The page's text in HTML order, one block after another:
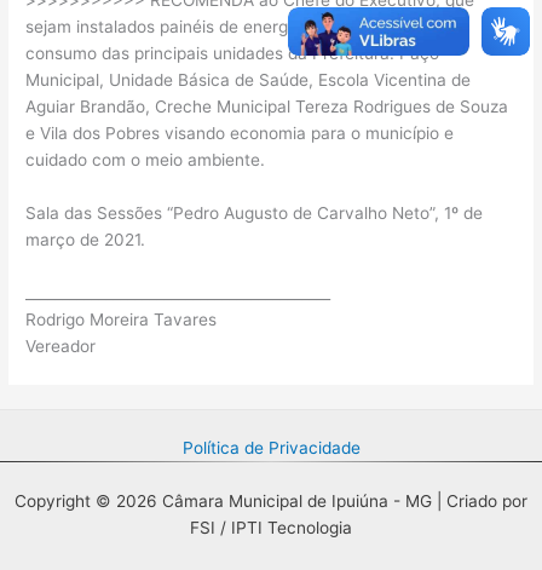
sejam instalados painéis de energia solar para suprir o
consumo das principais unidades da Prefeitura: Paço
Municipal, Unidade Básica de Saúde, Escola Vicentina de
Aguiar Brandão, Creche Municipal Tereza Rodrigues de Souza
e Vila dos Pobres visando economia para o município e
cuidado com o meio ambiente.
Sala das Sessões “Pedro Augusto de Carvalho Neto”, 1º de
março de 2021.
Rodrigo Moreira Tavares
Vereador
Política de Privacidade
Copyright © 2026 Câmara Municipal de Ipuiúna - MG | Criado por
FSI / IPTI Tecnologia